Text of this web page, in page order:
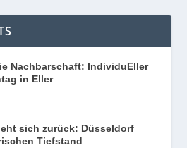
Nachbarschaft: IndividuEller
in Eller
sich zurück: Düsseldorf
Tiefstand